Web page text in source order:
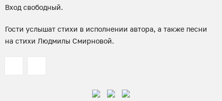
Вход свободный.
Гости услышат стихи в исполнении автора, а также песни
на стихи Людмилы Смирновой.